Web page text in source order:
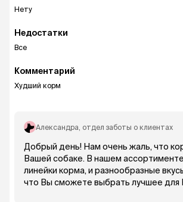
Нету
Недостатки
Все
Комментарий
Худший корм
Александра , отдел заботы о клиентах
Добрый день! Нам очень жаль, что
Вашей собаке. В нашем
линейки корма, и разнообразные
что Вы сможете выбрать лучшее для